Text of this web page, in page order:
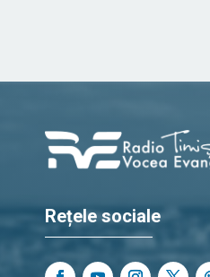
Rețele sociale